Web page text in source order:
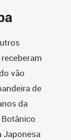
vão
de
da
Japonesa